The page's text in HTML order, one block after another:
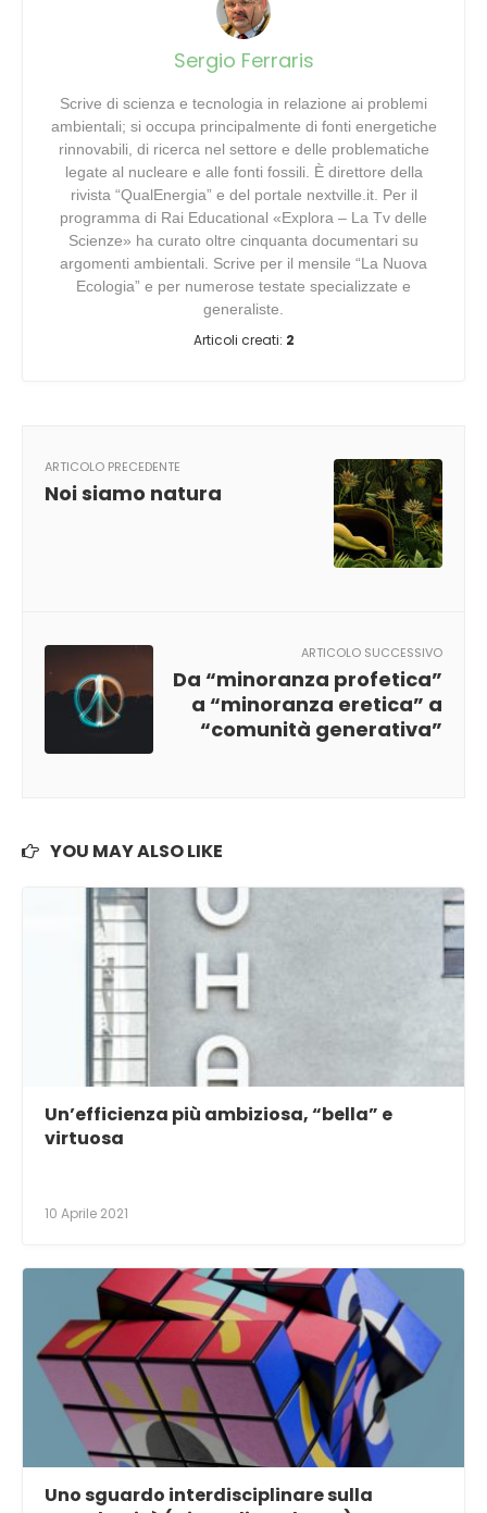
Sergio Ferraris
Scrive di scienza e tecnologia in relazione ai problemi
ambientali; si occupa principalmente di fonti energetiche
rinnovabili, di ricerca nel settore e delle problematiche
legate al nucleare e alle fonti fossili. È direttore della
rivista “QualEnergia” e del portale nextville.it. Per il
programma di Rai Educational «Explora – La Tv delle
Scienze» ha curato oltre cinquanta documentari su
argomenti ambientali. Scrive per il mensile “La Nuova
Ecologia” e per numerose testate specializzate e
generaliste.
Articoli creati: 2
ARTICOLO PRECEDENTE
Noi siamo natura
ARTICOLO SUCCESSIVO
Da “minoranza profetica”
a “minoranza eretica” a
“comunità generativa”
YOU MAY ALSO LIKE
Un’efficienza più ambiziosa, “bella” e
virtuosa
10 Aprile 2021
Uno sguardo interdisciplinare sulla